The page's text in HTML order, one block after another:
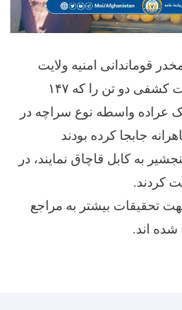
قوماندانی امنیه ولایت
پنجشیر طی یک عملیات کشفی دو تن را که ۱۴۷
عراده واسطه نوع سراچه در
جابجا کرده بودند
به کابل قاچاق نمایند، در
کردند.
تحقیقات بیشتر به مراجع
اند.